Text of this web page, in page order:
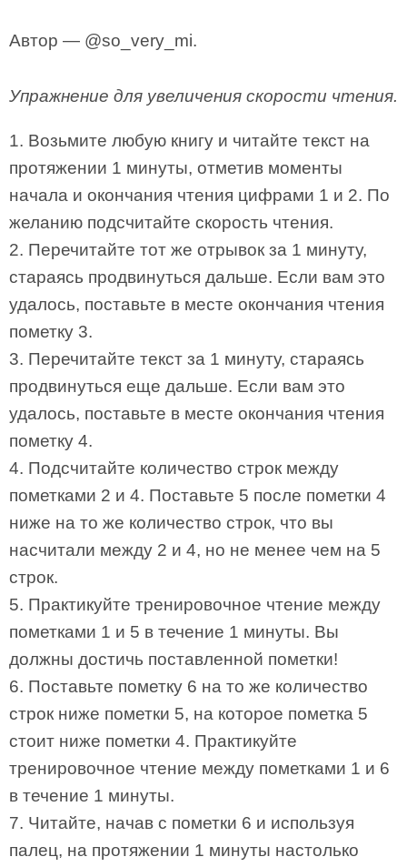
Автор — @so_very_mi.
Упражнение для увеличения скорости чтения.
1. Возьмите любую книгу и читайте текст на
протяжении 1 минуты, отметив моменты
начала и окончания чтения цифрами 1 и 2. По
желанию подсчитайте скорость чтения.
2. Перечитайте тот же отрывок за 1 минуту,
стараясь продвинуться дальше. Если вам это
удалось, поставьте в месте окончания чтения
пометку 3.
3. Перечитайте текст за 1 минуту, стараясь
продвинуться еще дальше. Если вам это
удалось, поставьте в месте окончания чтения
пометку 4.
4. Подсчитайте количество строк между
пометками 2 и 4. Поставьте 5 после пометки 4
ниже на то же количество строк, что вы
насчитали между 2 и 4, но не менее чем на 5
строк.
5. Практикуйте тренировочное чтение между
пометками 1 и 5 в течение 1 минуты. Вы
должны достичь поставленной пометки!
6. Поставьте пометку 6 на то же количество
строк ниже пометки 5, на которое пометка 5
стоит ниже пометки 4. Практикуйте
тренировочное чтение между пометками 1 и 6
в течение 1 минуты.
7. Читайте, начав с пометки 6 и используя
палец, на протяжении 1 минуты настолько